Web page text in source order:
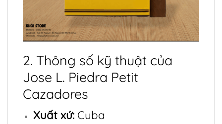
2. Thông số kỹ thuật của
Jose L. Piedra Petit
Cazadores
Xuất xứ:Cuba